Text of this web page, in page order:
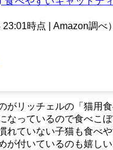
23:01時点 | Amazon調べ）
がリッチェルの「猫用
なっているので食べこぼ
れていない子猫も食べ
が付いているのも嬉し